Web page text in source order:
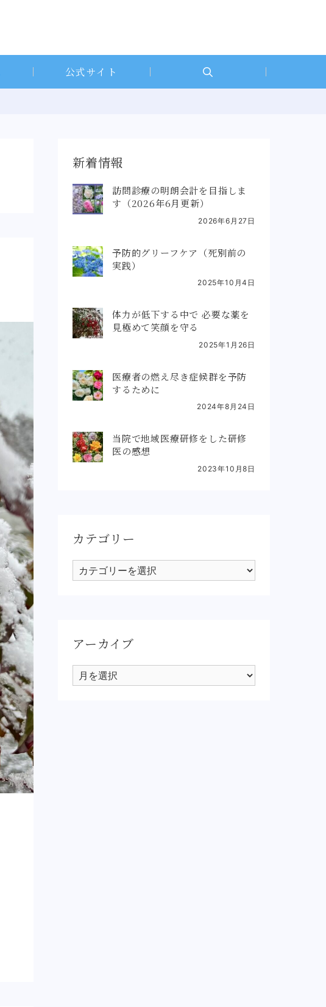
公式サイト
新着情報
訪問診療の明朗会計を目指しま
す（2026年6月更新）
2026年6月27日
予防的グリーフケア（死別前の
実践）
2025年10月4日
体力が低下する中で 必要な薬を
見極めて笑顔を守る
2025年1月26日
医療者の燃え尽き症候群を予防
するために
2024年8月24日
当院で地域医療研修をした研修
医の感想
2023年10月8日
カテゴリー
カ
テ
アーカイブ
ア
ー